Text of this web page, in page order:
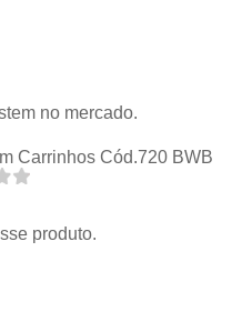
no mercado.
Carrinhos Cód.720 BWB
produto.